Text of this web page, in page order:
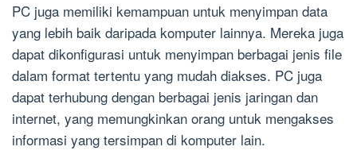
PC juga memiliki kemampuan untuk menyimpan data
yang lebih baik daripada komputer lainnya. Mereka juga
dapat dikonfigurasi untuk menyimpan berbagai jenis file
dalam format tertentu yang mudah diakses. PC juga
dapat terhubung dengan berbagai jenis jaringan dan
internet, yang memungkinkan orang untuk mengakses
informasi yang tersimpan di komputer lain.